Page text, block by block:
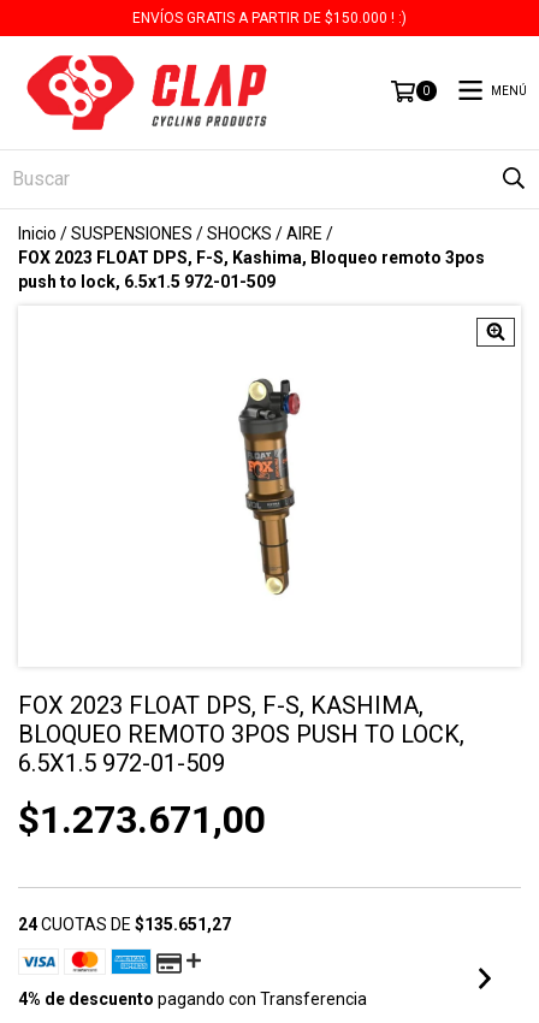
ENVÍOS GRATIS A PARTIR DE $150.000 ! :)
0 MENÚ
Inicio /SUSPENSIONES /SHOCKS /AIRE /
FOX 2023 FLOAT DPS, F-S, Kashima, Bloqueo remoto 3pos
push to lock, 6.5x1.5 972-01-509
FOX 2023 FLOAT DPS, F-S, KASHIMA,
BLOQUEO REMOTO 3POS PUSH TO LOCK,
6.5X1.5 972-01-509
$1.273.671,00
24CUOTAS DE $135.651,27
4% de descuento pagando con Transferencia